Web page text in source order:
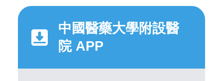
中國醫藥大學附設醫
院 APP